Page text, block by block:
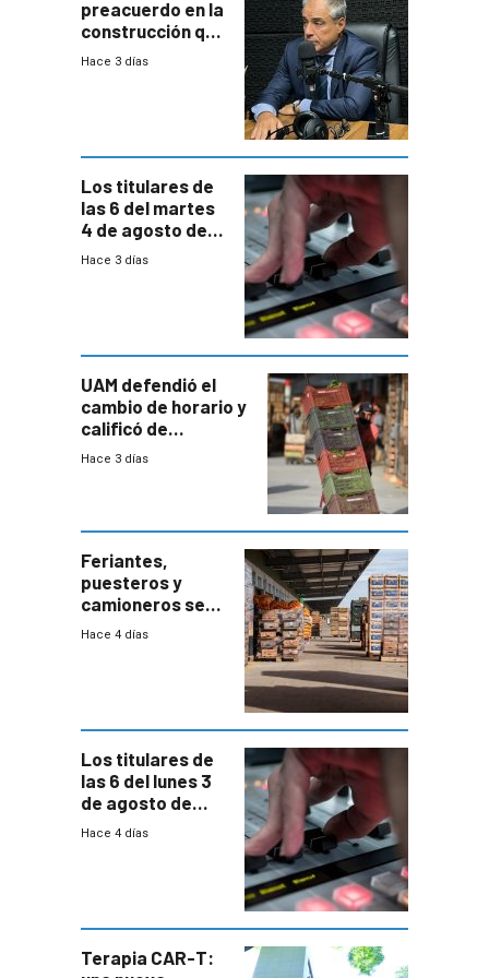
preacuerdo en la
construcción que
comprende
Hace 3 días
Los titulares de
las 6 del martes
4 de agosto de
2026
Hace 3 días
UAM defendió el
cambio de horario y
calificó de
“desproporcionado”
Hace 3 días
Feriantes,
puesteros y
camioneros se
movilizaron en
Hace 4 días
Los titulares de
las 6 del lunes 3
de agosto de
2026
Hace 4 días
Terapia CAR-T: